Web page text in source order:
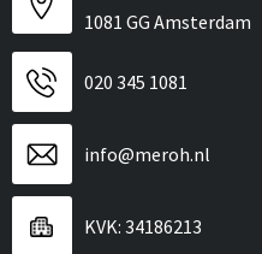
1081 GG Amsterdam
020 345 1081
info@meroh.nl
KVK: 34186213